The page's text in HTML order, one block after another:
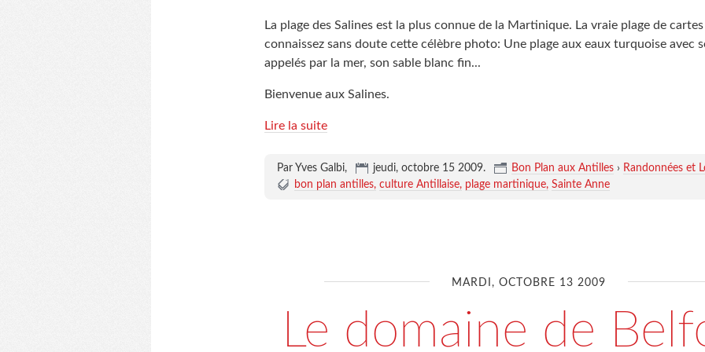
La plage des Salines est la plus connue de la Martinique. La vraie plage de
connaissez sans doute cette célèbre photo: Une plage aux eaux turquoise avec
appelés par la mer, son sable blanc fin...
Bienvenue aux Salines.
Lire la suite
Par Yves Galbi, jeudi, octobre 15 2009. Bon Plan aux Antilles› Randonnées et
bon plan antilles culture Antillaise plage martinique Sainte Anne
MARDI, OCTOBRE 13 2009
Le domaine de